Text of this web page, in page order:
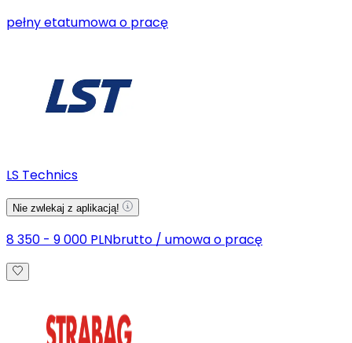
pełny etatumowa o pracę
LS Technics
Nie zwlekaj z aplikacją!
8 350 - 9 000 PLNbrutto / umowa o pracę